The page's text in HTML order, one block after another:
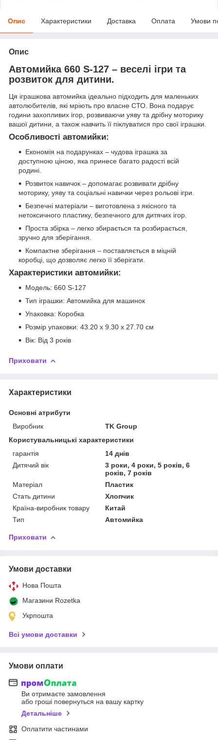
Опис Характеристики Доставка Оплата Умови
Опис
Автомийка 660 S-127 – веселі ігри та
розвиток для дитини.
Ця іграшкова автомийка ідеально підходить для маленьких
автолюбителів, які мріють про власне СТО. Вона подарує
години захопливих ігор, розвиваючи уяву та дрібну моторику
вашої дитини, а також навчить її піклуватися про свої іграшки.
Особливості автомийки:
Економія на подарунках – чудова іграшка за
доступною ціною, яка принесе багато радості всій
родині.
Розвиток навичок – допомагає розвивати дрібну
моторику, уяву та соціальні навички через рольові ігри.
Безпечні матеріали – виготовлена з якісного та
нетоксичного пластику, безпечного для дитячих ігор.
Проста збірка – легко збирається та розбирається,
зручно для зберігання.
Компактне зберігання – поставляється в міцній
коробці, що дозволяє легко її зберігати.
Характеристики автомийки:
Модель: 660 S-127
Тип іграшки: Автомийка для машинок
Упаковка: Коробка
Розмір упаковки: 43.20 x 9.30 x 27.70 см
Вік: Від 3 років
Приховати
Характеристики
Основні атрибути
Виробник
TK Group
Користувальницькі характеристики
гарантія
14 днів
Дитячий вік
3 роки, 4 роки, 5 років, 6
років, 7 років
Матеріал
Пластик
Стать дитини
Хлопчик
Країна-виробник товару
Китай
Тип
Автомийка
Приховати
Умови доставки
Нова Пошта
Магазини Rozetka
Укрпошта
Всі умови доставки
Умови оплати
Ви отримаєте замовлення
або гроші повернуться на вашу картку
Детальніше
Оплатити частинами